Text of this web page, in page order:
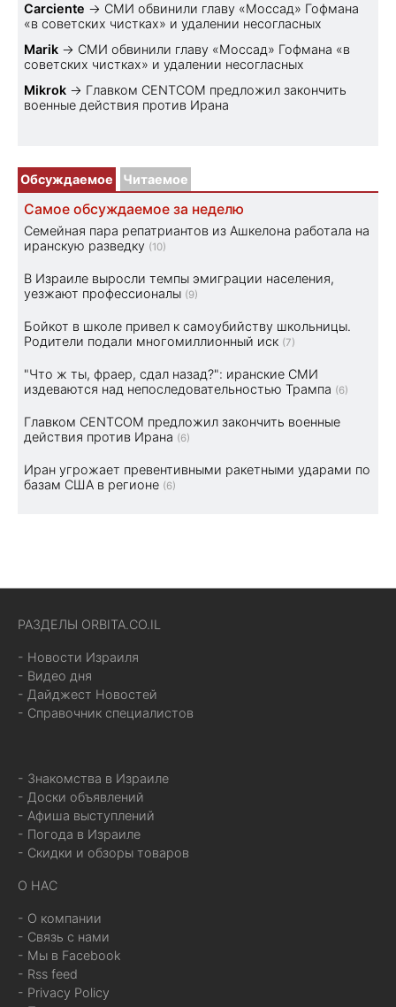
Carciente → СМИ обвинили главу «Моссад» Гофмана
«в советских чистках» и удалении несогласных
Marik → СМИ обвинили главу «Моссад» Гофмана «в
советских чистках» и удалении несогласных
Mikrok → Главком CENTCOM предложил закончить
военные действия против Ирана
Обсуждаемое Читаемое
Самое обсуждаемое за неделю
Семейная пара репатриантов из Ашкелона работала на
иранскую разведку (10)
В Израиле выросли темпы эмиграции населения,
уезжают профессионалы (9)
Бойкот в школе привел к самоубийству школьницы.
Родители подали многомиллионный иск (7)
"Что ж ты, фраер, сдал назад?": иранские СМИ
издеваются над непоследовательностью Трампа (6)
Главком CENTCOM предложил закончить военные
действия против Ирана (6)
Иран угрожает превентивными ракетными ударами по
базам США в регионе (6)
РАЗДЕЛЫ ORBITA.CO.IL
- Новости Израиля
- Видео дня
- Дайджест Новостей
- Справочник специалистов
- Знакомства в Израиле
- Доски объявлений
- Афиша выступлений
- Погода в Израиле
- Скидки и обзоры товаров
О НАС
- О компании
- Связь с нами
- Мы в Facebook
- Rss feed
- Privacy Policy